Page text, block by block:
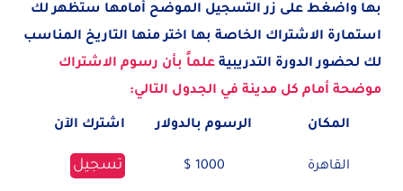
بها واضغط على زر التسجيل الموضح أمامها ستظهر لك
استمارة الاشتراك الخاصة بها اختر منها التاريخ المناسب
لك لحضور الدورة التدريبية علماً بأن رسوم الاشتراك
موضحة أمام كل مدينة في الجدول التالي:
المكان الرسوم بالدولار اشترك الآن
القاهرة 1000 $ تسجيل